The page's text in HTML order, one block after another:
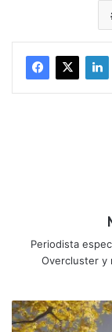
Periodista
Overcluster y
Review
Ghost